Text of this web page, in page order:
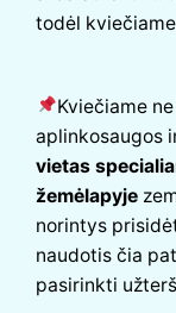
todėl
Kviečiame
aplinkosaugos
vietas
žemėlapyje
norintys
naudotis čia
pasirinkti